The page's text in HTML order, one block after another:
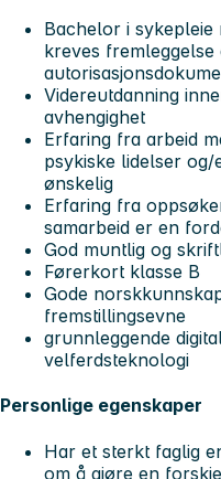
Bachelor i sykepleie
kreves fremleggelse
Videreutdanning
avhengighet
Erfaring fra arbeid
psykiske lidelser
ønskelig
Erfaring fra
samarbeid er en
God muntlig og
Førerkort klasse B
Gode
fremstillingsevne
grunnleggende
velferdsteknologi
Personlige egenskaper
Har et sterkt faglig
om å gjøre en